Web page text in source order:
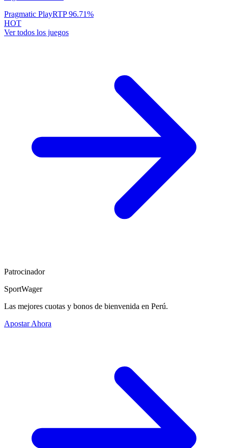
Pragmatic PlayRTP96.71%
HOT
Ver todos los juegos
Patrocinador
SportWager
Las mejores cuotas y bonos de bienvenida en Perú.
Apostar Ahora